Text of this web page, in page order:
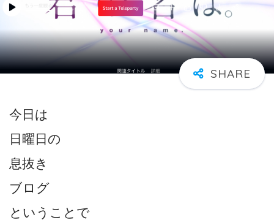
今日は
日曜日の
息抜き
ブログ
ということで